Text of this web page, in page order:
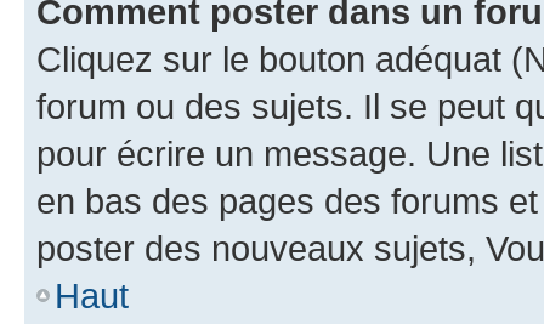
Comment poster dans un
Cliquez sur le bouton adéquat
forum ou des sujets. Il se peut
pour écrire un message. Une
en bas des pages des forums
poster des nouveaux sujets,
Haut